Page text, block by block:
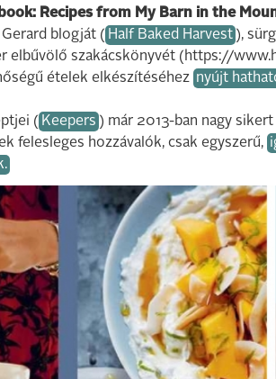
Recipes from My Barn in the
blogját ( Half Baked Harvest ),
elbűvölő szakácskönyvét (https://
ételek elkészítéséhez nyújt
( Keepers ) már 2013-ban nagy
felesleges hozzávalók, csak egyszerű,